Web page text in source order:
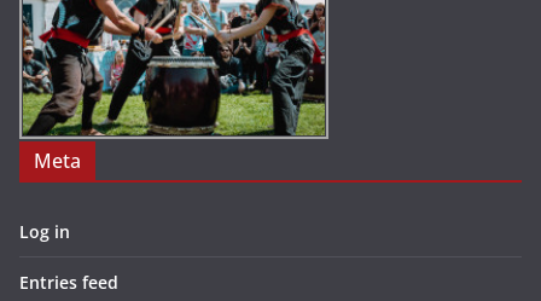
Meta
Log in
Entries feed